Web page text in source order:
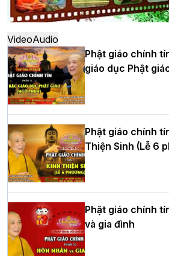
khóa sinh hoạt Phật pháp mùa hè
thứ XIV tại chùa Bằng
Học yêu thương trong ngày tu tập
tư của Khóa sinh hoạt Phật pháp
hè tại chùa Bằng
HT.Thích Thọ Lạc được suy cử làm
Trưởng BTS GHPGVN tỉnh Nghệ An
Hòa thượng Thích Quảng Tùng tái
VideoAudio
Phật giáo chính
giáo dục Phật
Phật giáo chính
Thiện Sinh (Lễ 6
Phật giáo chính
và gia đình